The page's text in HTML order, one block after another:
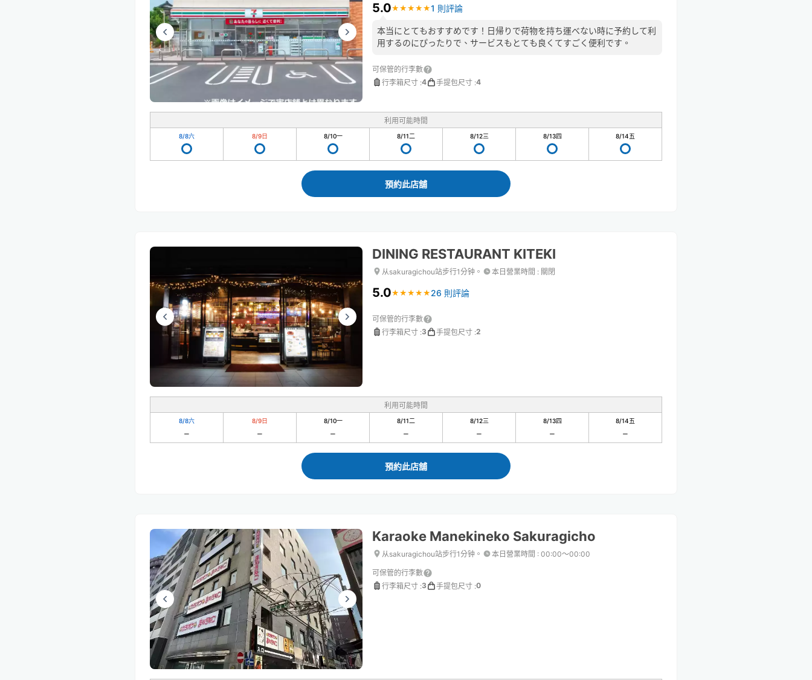
5.0★ ★ ★ ★ ★
★ ★ ★ ★ ★1 則評論
本当にとてもおすすめです！日帰りで荷物を持ち運べない時に予約して利
用するのにぴったりで、サービスもとても良くてすごく便利です。
可保管的行李數
行李箱尺寸 :4 手提包尺寸 :4
利用可能時間
8/8六 8/9日 8/10一 8/11二 8/12三 8/13四 8/14五
預約此店舖
DINING RESTAURANT KITEKI
从sakuragichou站步行1分钟。 本日營業時間 : 關閉
5.0★ ★ ★ ★ ★
★ ★ ★ ★ ★ 26 則評論
可保管的行李數
行李箱尺寸 :3 手提包尺寸 :2
利用可能時間
8/8六 8/9日 8/10一 8/11二 8/12三 8/13四 8/14五
預約此店舖
Karaoke Manekineko Sakuragicho
从sakuragichou站步行1分钟。 本日營業時間 : 00:00〜00:00
可保管的行李數
行李箱尺寸 :3 手提包尺寸 :0